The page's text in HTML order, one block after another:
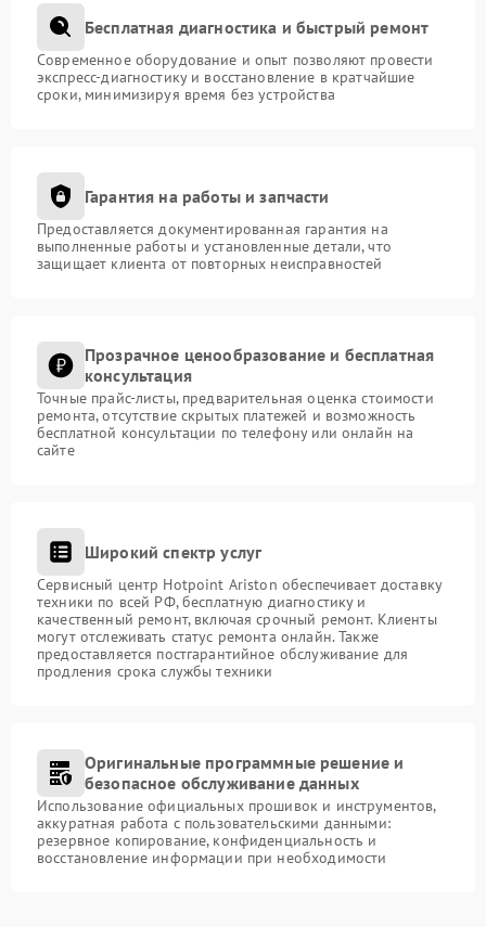
Бесплатная диагностика и быстрый ремонт
Современное оборудование и опыт позволяют провести
экспресс-диагностику и восстановление в кратчайшие
сроки, минимизируя время без устройства
Гарантия на работы и запчасти
Предоставляется документированная гарантия на
выполненные работы и установленные детали, что
защищает клиента от повторных неисправностей
Прозрачное ценообразование и бесплатная
консультация
Точные прайс-листы, предварительная оценка стоимости
ремонта, отсутствие скрытых платежей и возможность
бесплатной консультации по телефону или онлайн на
сайте
Широкий спектр услуг
Сервисный центр Hotpoint Ariston обеспечивает доставку
техники по всей РФ, бесплатную диагностику и
качественный ремонт, включая срочный ремонт. Клиенты
могут отслеживать статус ремонта онлайн. Также
предоставляется постгарантийное обслуживание для
продления срока службы техники
Оригинальные программные решение и
безопасное обслуживание данных
Использование официальных прошивок и инструментов,
аккуратная работа с пользовательскими данными:
резервное копирование, конфиденциальность и
восстановление информации при необходимости